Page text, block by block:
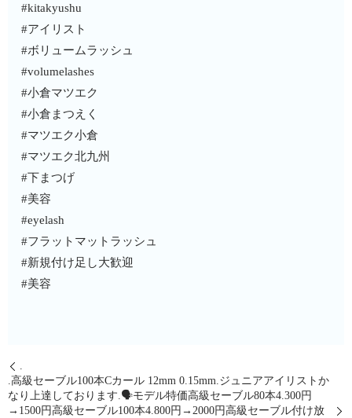
#kitakyushu
#アイリスト
#ボリュームラッシュ
#volumelashes
#小倉マツエク
#小倉まつえく
#マツエク小倉
#マツエク北九州
#下まつげ
#美容
#eyelash
#フラットマットラッシュ
#新規付け足し大歓迎
#美容
.
.高級セーブル100本Cカール 12mm 0.15mm.ジュニアアイリストか
なり上達しております.🗣モデル特価高級セーブル80本4.300円
→1500円高級セーブル100本4.800円→2000円高級セーブル付け放